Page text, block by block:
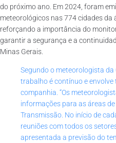
do próximo ano. Em 2024, foram
meteorológicos nas 774 cidades da
reforçando a importância do
garantir a segurança e a
Minas Gerais.
Segundo o meteorologista da
trabalho é contínuo e envolve
companhia. “Os
informações para as áreas
Transmissão. No início de
reuniões com todos os
apresentada a previsão do